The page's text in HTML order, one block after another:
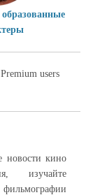
users
новости кино
изучайте